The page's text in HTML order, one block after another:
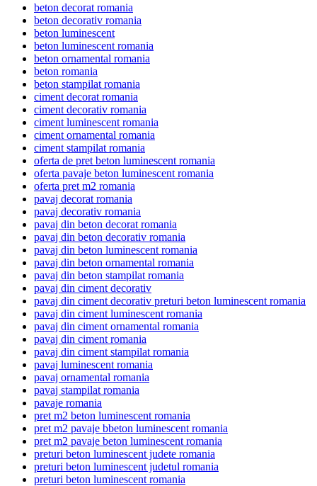
beton decorat romania
beton decorativ romania
beton luminescent
beton luminescent romania
beton ornamental romania
beton romania
beton stampilat romania
ciment decorat romania
ciment decorativ romania
ciment luminescent romania
ciment ornamental romania
ciment stampilat romania
oferta de pret beton luminescent romania
oferta pavaje beton luminescent romania
oferta pret m2 romania
pavaj decorat romania
pavaj decorativ romania
pavaj din beton decorat romania
pavaj din beton decorativ romania
pavaj din beton luminescent romania
pavaj din beton ornamental romania
pavaj din beton stampilat romania
pavaj din ciment decorativ
pavaj din ciment decorativ preturi beton luminescent romania
pavaj din ciment luminescent romania
pavaj din ciment ornamental romania
pavaj din ciment romania
pavaj din ciment stampilat romania
pavaj luminescent romania
pavaj ornamental romania
pavaj stampilat romania
pavaje romania
pret m2 beton luminescent romania
pret m2 pavaje bbeton luminescent romania
pret m2 pavaje beton luminescent romania
preturi beton luminescent judete romania
preturi beton luminescent judetul romania
preturi beton luminescent romania